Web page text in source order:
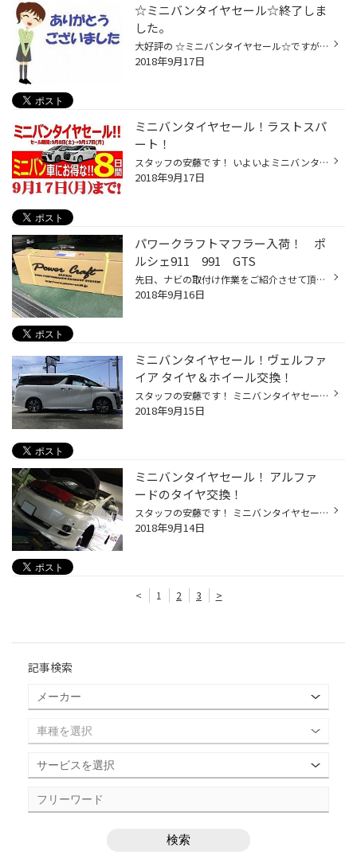
☆ミニバンタイヤセール☆終了しま
した。
大好評の ☆ミニバンタイヤセール☆ですが 本日を以って終了となりました！ 期間中はたくさんのお客様にご来店いただき 本当にありがとうございます！ ミニバンタイヤセールは終了しましたが、 ★決算セール★は まだまだ開催中です！ ご利用お待ちしております！
2018年9月17日
ミニバンタイヤセール！ラストスパ
ート！
スタッフの安藤です！ いよいよミニバンタイヤセールも本日までです！ ラストスパートです！ そんな本日の日記は オデッセイのタイヤの交換作業を紹介します。 選んだタイヤは 『ルフトRVII』。 ブリヂストン製のお手頃タイヤです♪ 高級タイヤからお手頃タイヤまで、 お客様のニーズに合わせてお選...
2018年9月17日
パワークラフトマフラー入荷！ ポ
ルシェ911 991 GTS
先日、ナビの取付け作業をご紹介させて頂いたポルシェです！ 入荷致しました！ パワークラフト製 マフラー エキゾーストシステム対応品です！ メーカーホームページはこちら↓↓ ↓↓ ↓ ↓↓ http://www.power-craft.jp/base1111110.html 後日、作業風景も更新させて頂きます！
2018年9月16日
ミニバンタイヤセール！ヴェルファ
イア タイヤ＆ホイール交換！
スタッフの安藤です！ ミニバンタイヤセールもいよいよ終盤！ そんな本日の日記は ヴェルファイアのタイヤ＆ホイール交換です！ ↑は、ノーマル状態の図です。 このままでも良いのですが・・・ タイヤ『レグノＧＲＶⅡ』と ホイール『レイズ ヴェルサス ストラテジーア アヴェントゥーラ』 を装着！ ...
2018年9月15日
ミニバンタイヤセール！ アルファ
ードのタイヤ交換！
スタッフの安藤です！ ミニバンタイヤセールも いよいよあと3日！ そんな今日の日記は トヨタのミニバン アルファードのタイヤ交換です！ アルファードも現行型で3代目になりますが、 この初代もまだまだ元気に走ってますねぇ(＾＾) そんなお車に取付したタイヤは 『レグノＧＲＶⅡ』！ 1列目から3列...
2018年9月14日
< 1 2 3 >
記事検索